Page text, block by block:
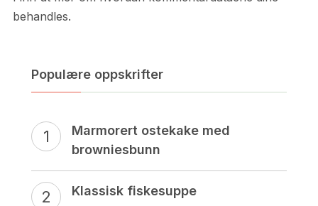
behandles.
Populære oppskrifter
Marmorert ostekake med
browniesbunn
Klassisk fiskesuppe